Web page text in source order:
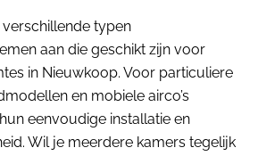
typen
aan die geschikt zijn voor
in Nieuwkoop. Voor particuliere
en mobiele airco’s
eenvoudige installatie en
Wil je meerdere kamers tegelijk